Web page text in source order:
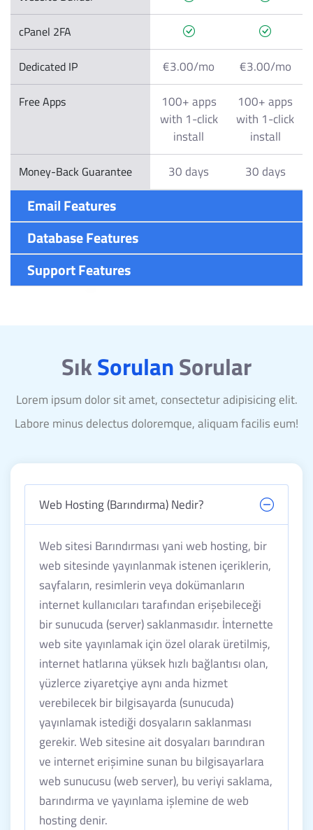
cPanel 2FA
Dedicated IP €3.00/mo €3.00/mo
Free Apps
100+ apps
with 1-click
install
100+ apps
with 1-click
install
Money-Back Guarantee 30 days 30 days
Email Features
Database Features
Support Features
SıkSorulanSorular
Lorem ipsum dolor sit amet, consectetur adipisicing elit.
Labore minus delectus doloremque, aliquam facilis eum!
Web Hosting (Barındırma) Nedir?
Web sitesi Barındırması yani web hosting, bir
web sitesinde yayınlanmak istenen içeriklerin,
sayfaların, resimlerin veya dokümanların
internet kullanıcıları tarafından erişebileceği
bir sunucuda (server) saklanmasıdır. İnternette
web site yayınlamak için özel olarak üretilmiş,
internet hatlarına yüksek hızlı bağlantısı olan,
yüzlerce ziyaretçiye aynı anda hizmet
verebilecek bir bilgisayarda (sunucuda)
yayınlamak istediği dosyaların saklanması
gerekir. Web sitesine ait dosyaları barındıran
ve internet erişimine sunan bu bilgisayarlara
web sunucusu (web server), bu veriyi saklama,
barındırma ve yayınlama işlemine de web
hosting denir.